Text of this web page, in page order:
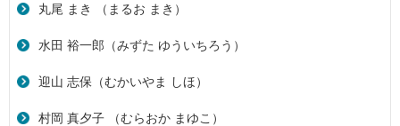
丸尾 まき （まるお まき）
水田 裕一郎（みずた ゆういちろう）
迎山 志保（むかいやま しほ）
村岡 真夕子 （むらおか まゆこ）